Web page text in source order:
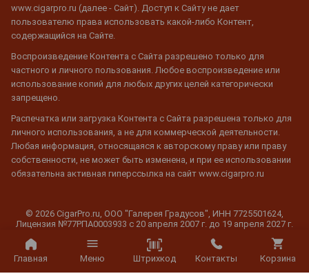
Главная Меню Штрихкод Контакты Корзина
www.cigarpro.ru (далее - Сайт). Доступ к Сайту не дает
пользователю права использовать какой-либо Контент,
содержащийся на Сайте.
Воспроизведение Контента с Сайта разрешено только для
частного и личного пользования. Любое воспроизведение или
использование копий для любых других целей категорически
запрещено.
Распечатка или загрузка Контента с Сайта разрешена только для
личного использования, а не для коммерческой деятельности.
Любая информация, относящаяся к авторскому праву или праву
собственности, не может быть изменена, и при ее использовании
обязательна активная гиперссылка на сайт www.cigarpro.ru
© 2026 CigarPro.ru, ООО "Галерея Градусов", ИНН 7725501624,
Лицензия №77РПА0003933 c 20 апреля 2007 г. до 19 апреля 2027 г.